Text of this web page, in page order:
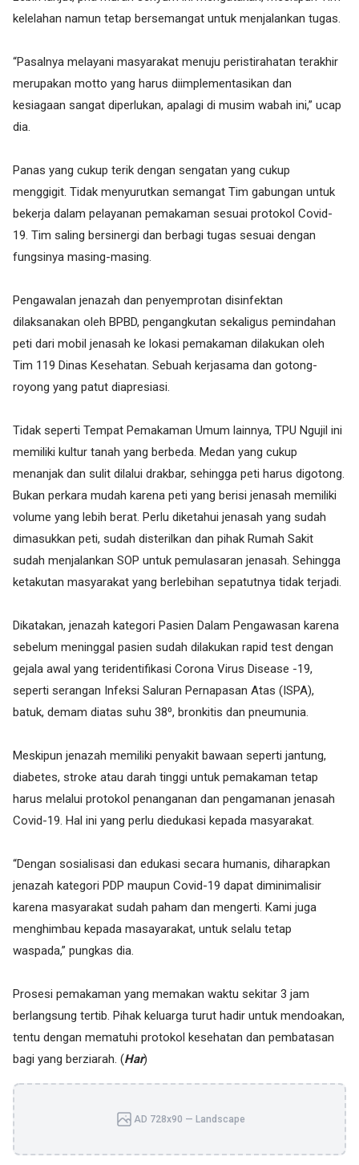
kelelahan namun tetap bersemangat untuk menjalankan tugas.
“Pasalnya melayani masyarakat menuju peristirahatan terakhir
merupakan motto yang harus diimplementasikan dan
kesiagaan sangat diperlukan, apalagi di musim wabah ini,” ucap
dia.
Panas yang cukup terik dengan sengatan yang cukup
menggigit. Tidak menyurutkan semangat Tim gabungan untuk
bekerja dalam pelayanan pemakaman sesuai protokol Covid-
19. Tim saling bersinergi dan berbagi tugas sesuai dengan
fungsinya masing-masing.
Pengawalan jenazah dan penyemprotan disinfektan
dilaksanakan oleh BPBD, pengangkutan sekaligus pemindahan
peti dari mobil jenasah ke lokasi pemakaman dilakukan oleh
Tim 119 Dinas Kesehatan. Sebuah kerjasama dan gotong-
royong yang patut diapresiasi.
Tidak seperti Tempat Pemakaman Umum lainnya, TPU Ngujil ini
memiliki kultur tanah yang berbeda. Medan yang cukup
menanjak dan sulit dilalui drakbar, sehingga peti harus digotong.
Bukan perkara mudah karena peti yang berisi jenasah memiliki
volume yang lebih berat. Perlu diketahui jenasah yang sudah
dimasukkan peti, sudah disterilkan dan pihak Rumah Sakit
sudah menjalankan SOP untuk pemulasaran jenasah. Sehingga
ketakutan masyarakat yang berlebihan sepatutnya tidak terjadi.
Dikatakan, jenazah kategori Pasien Dalam Pengawasan karena
sebelum meninggal pasien sudah dilakukan rapid test dengan
gejala awal yang teridentifikasi Corona Virus Disease -19,
seperti serangan Infeksi Saluran Pernapasan Atas (ISPA),
batuk, demam diatas suhu 38⁰, bronkitis dan pneumunia.
Meskipun jenazah memiliki penyakit bawaan seperti jantung,
diabetes, stroke atau darah tinggi untuk pemakaman tetap
harus melalui protokol penanganan dan pengamanan jenasah
Covid-19. Hal ini yang perlu diedukasi kepada masyarakat.
“Dengan sosialisasi dan edukasi secara humanis, diharapkan
jenazah kategori PDP maupun Covid-19 dapat diminimalisir
karena masyarakat sudah paham dan mengerti. Kami juga
menghimbau kepada masayarakat, untuk selalu tetap
waspada,” pungkas dia.
Prosesi pemakaman yang memakan waktu sekitar 3 jam
berlangsung tertib. Pihak keluarga turut hadir untuk mendoakan,
tentu dengan mematuhi protokol kesehatan dan pembatasan
bagi yang berziarah. (Har)
AD 728x90 — Landscape